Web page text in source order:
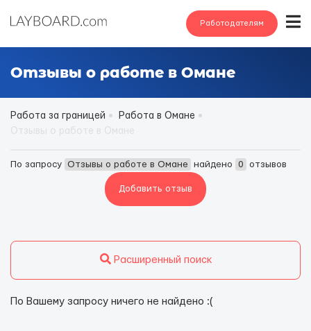
Работодателям
Отзывы о работе в Омане
Работа за границей
Работа в Омане
По запросу Отзывы о работе в Омане найдено 0 отзывов
Добавить отзыв
Расширенный поиск
По Вашему запросу ничего не найдено :(